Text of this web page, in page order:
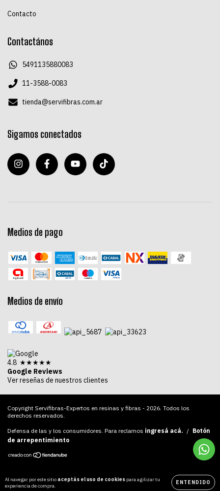
Al navegar por este sitio aceptás el uso de cookies para agilizar tu
experiencia de compra.
ENTENDIDO
Contacto
Contactános
5491135880083
11-3588-0083
tienda@servifibras.com.ar
Sigamos conectados
Medios de pago
Medios de envío
4.8 ★★★★★
Google Reviews
Ver reseñas de nuestros clientes
Copyright Servifibras-Expertos en resinas y fibras - 2026. Todos los
derechos reservados.
Defensa de las y los consumidores. Para reclamos ingresá acá. / Botón
de arrepentimiento